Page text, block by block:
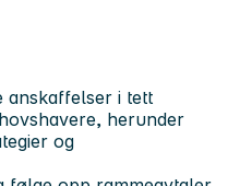
anskaffelser i tett
herunder
og